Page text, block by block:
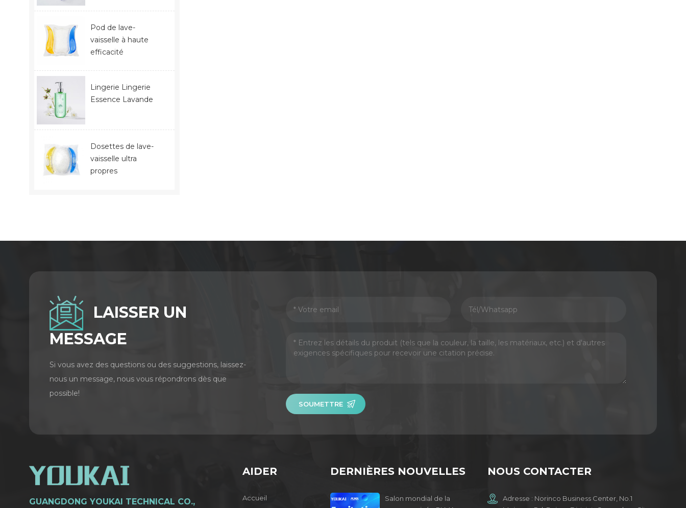
Pod de lave-
vaisselle à haute
efficacité
Lingerie Lingerie
Essence Lavande
Dosettes de lave-
vaisselle ultra
propres
LAISSER UN
MESSAGE
Si vous avez des questions ou des suggestions, laissez-
nous un message, nous vous répondrons dès que
possible!
SOUMETTRE
GUANGDONG YOUKAI TECHNICAL CO.,
NOUS CONTACTER
Adresse : Norinco Business Center, No.1
AIDER
Accueil
DERNIÈRES NOUVELLES
Salon mondial de la